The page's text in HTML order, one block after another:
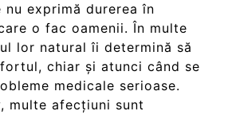
exprimă durerea în
o fac oamenii. În multe
lor natural îi determină să
chiar și atunci când se
medicale serioase.
multe afecțiuni sunt